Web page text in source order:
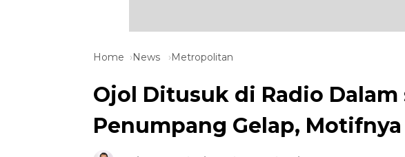
Home News Metropolitan
Ojol Ditusuk di Radio
Penumpang Gelap,